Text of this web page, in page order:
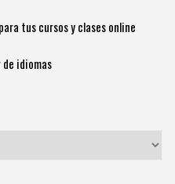
tus cursos y clases online
idiomas